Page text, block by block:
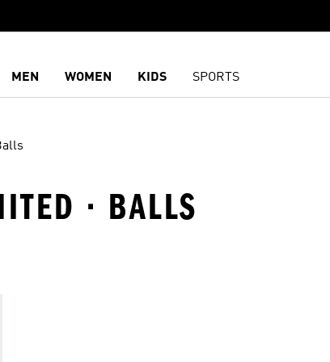
MEN WOMEN KIDS SPORTS
· BALLS